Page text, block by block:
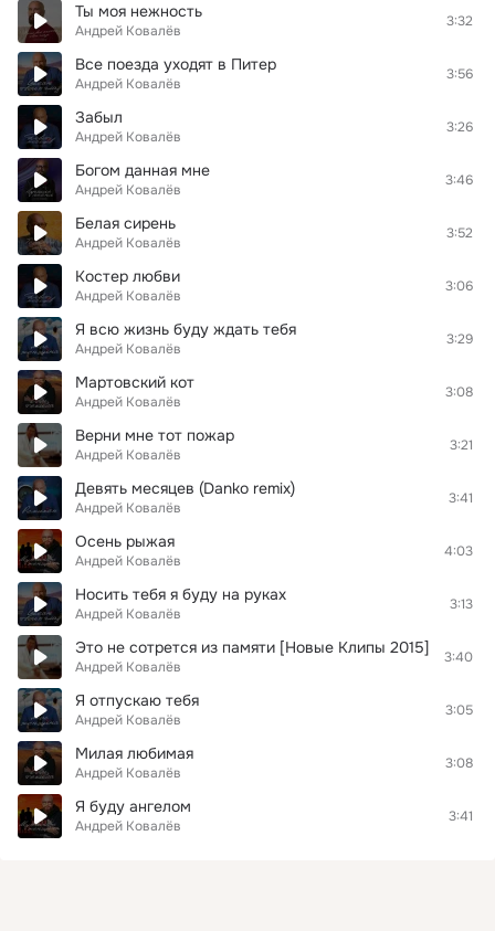
Ты моя нежность
Андрей Ковалёв
3:32
Все поезда уходят в Питер
Андрей Ковалёв
3:56
Забыл
Андрей Ковалёв
3:26
Богом данная мне
Андрей Ковалёв
3:46
Белая сирень
Андрей Ковалёв
3:52
Костер любви
Андрей Ковалёв
3:06
Я всю жизнь буду ждать тебя
Андрей Ковалёв
3:29
Мартовский кот
Андрей Ковалёв
3:08
Верни мне тот пожар
Андрей Ковалёв
3:21
Девять месяцев (Danko remix)
Андрей Ковалёв
3:41
Осень рыжая
Андрей Ковалёв
4:03
Носить тебя я буду на руках
Андрей Ковалёв
3:13
Это не сотрется из памяти [Новые Клипы 2015]
Андрей Ковалёв
3:40
Я отпускаю тебя
Андрей Ковалёв
3:05
Милая любимая
Андрей Ковалёв
3:08
Я буду ангелом
Андрей Ковалёв
3:41